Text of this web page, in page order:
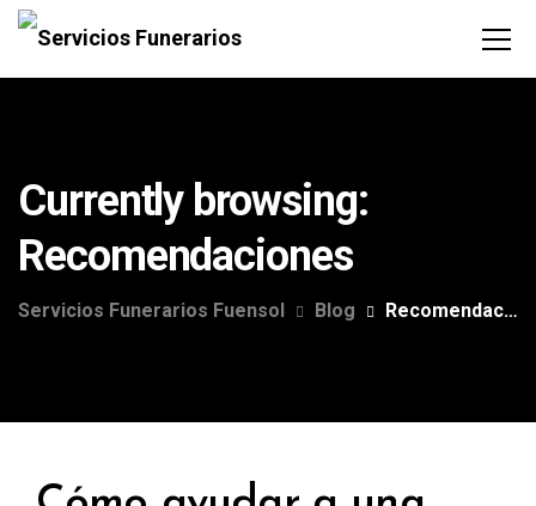
Currently browsing:
Recomendaciones
Servicios Funerarios Fuensol Blog Recomendaciones